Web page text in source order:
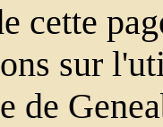
cette
sur
de